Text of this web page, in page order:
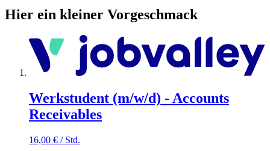
Hier ein kleiner Vorgeschmack
Werkstudent (m/w/d) - Accounts
Receivables
16,00 € / Std.